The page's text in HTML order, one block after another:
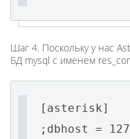
Шаг 4. Поскольку у нас
БД mysql с именем
[asterisk]
;dbhost =